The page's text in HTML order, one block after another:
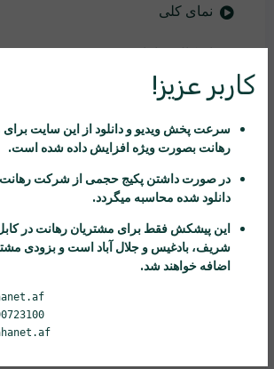
نمای کلی
اشکال زداها
Windbg
نسخه ی نمایشی Windbg Usermode 1
نسخه ی نمایشی Windbg Usermode 2
نسخه ی نمایشی Windbg Usermode 3
نسخه ی نمایشی Windbg Usermode 4
کاربر عزیز!
سرعت پخش ویدیو و دانلود از این سایت
رهانت بصورت ویژه افزایش داده شده است.
در صورت داشتن پکیج حجمی از شرکت رهانت
دانلود شده محاسبه میگردد.
این پیشکش فقط برای مشتریان رهانت در
شریف، بادغیس و جلال آباد است و بزودی
اضافه خواهند شد.